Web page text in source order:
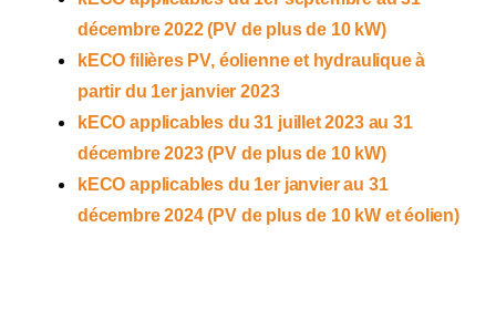
décembre 2022 (PV de plus de 10 kW)
kECO filières PV, éolienne et hydraulique à
partir du 1er janvier 2023
kECO applicables du 31 juillet 2023 au 31
décembre 2023 (PV de plus de 10 kW)
kECO applicables du 1er janvier au 31
décembre 2024 (PV de plus de 10 kW et éolien)